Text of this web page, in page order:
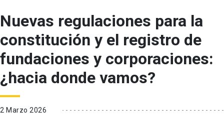
Nuevas regulaciones para la
constitución y el registro de
fundaciones y corporaciones:
¿hacia donde vamos?
2 Marzo 2026